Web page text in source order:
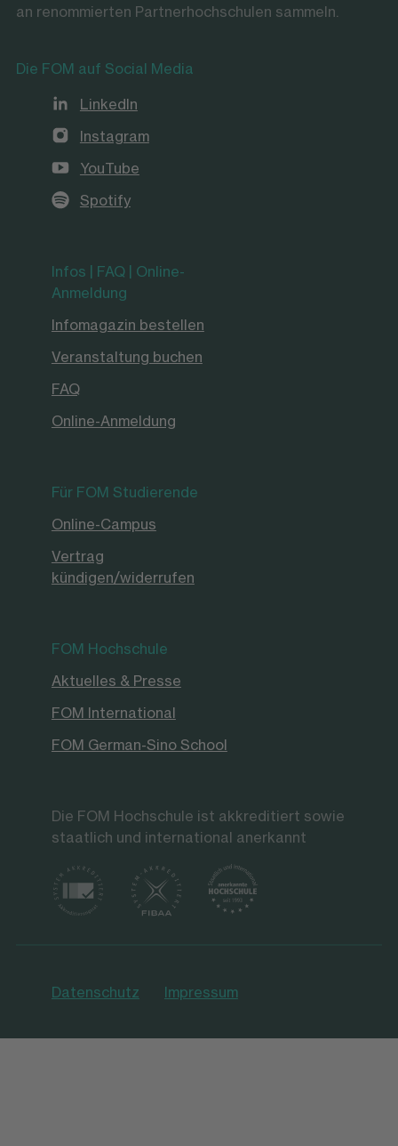
an renommierten Partnerhochschulen sammeln.
Die FOM auf Social Media
LinkedIn
Instagram
YouTube
Spotify
Infos | FAQ | Online-
Anmeldung
Infomagazin bestellen
Veranstaltung buchen
FAQ
Online-Anmeldung
Für FOM Studierende
Online-Campus
Vertrag
kündigen/widerrufen
FOM Hochschule
Aktuelles & Presse
FOM International
FOM German-Sino School
Die FOM Hochschule ist akkreditiert sowie
staatlich und international anerkannt
Datenschutz Impressum